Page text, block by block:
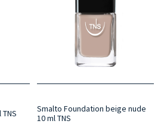
Smalto Foundation beige nude
10 ml TNS